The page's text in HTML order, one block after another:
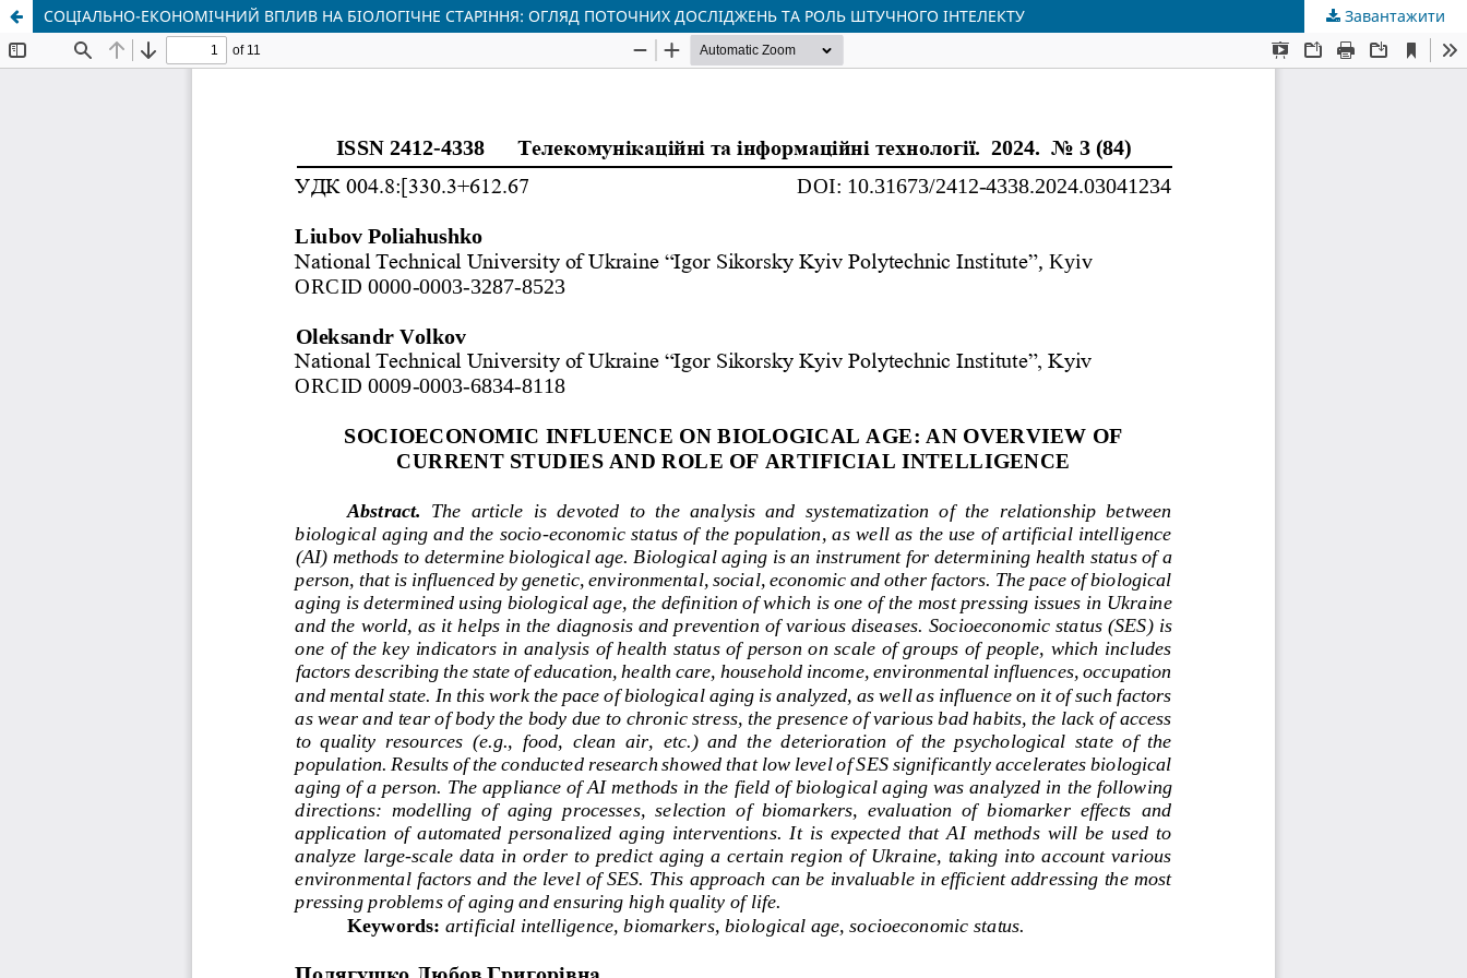
СОЦІАЛЬНО-ЕКОНОМІЧНИЙ ВПЛИВ НА БІОЛОГІЧНЕ СТАРІННЯ: ОГЛЯД ПОТОЧНИХ ДОСЛІДЖЕНЬ ТА РОЛЬ ШТУЧНОГО ІНТЕЛЕКТУ Завантажити